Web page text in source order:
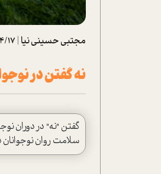
مجتبی حسینی نیا |
17
نه گفتن در
گفتن "نه" در دوران
سلامت روان نوجوانان